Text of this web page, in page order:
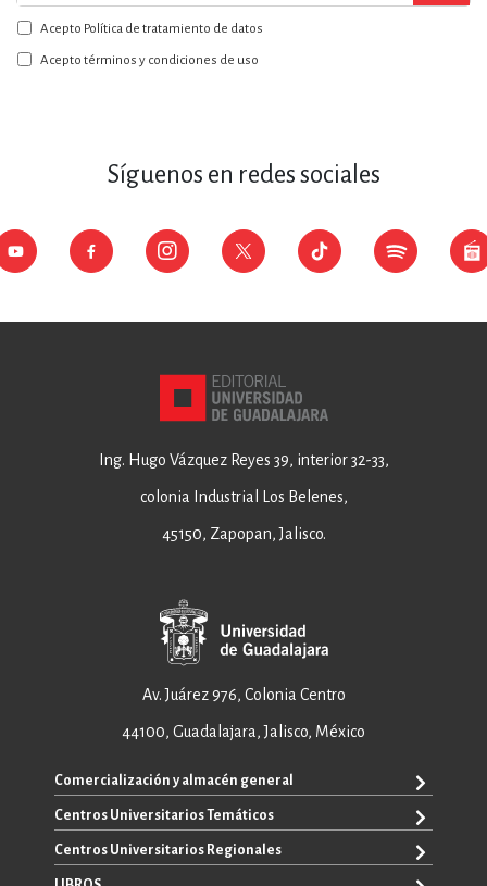
a
nuestro
boletín:
Acepto Política de tratamiento de datos
Acepto términos y condiciones de uso
Síguenos en redes sociales
Ing. Hugo Vázquez Reyes 39, interior 32-33,
colonia Industrial Los Belenes,
45150, Zapopan, Jalisco.
Av. Juárez 976, Colonia Centro
44100, Guadalajara, Jalisco, México
Comercialización y almacén general
+52 33 3640 6326
+52 33 3640 4595
Centros Universitarios Temáticos
CUAAD
CUCEA
Centros Universitarios Regionales